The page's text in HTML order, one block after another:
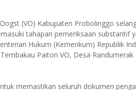
(VO) Kabupaten Probolinggo
tahapan pemeriksaan substantif
Hukum (Kemenkum) Republik
Paiton VO, Desa
memastikan seluruh dokumen